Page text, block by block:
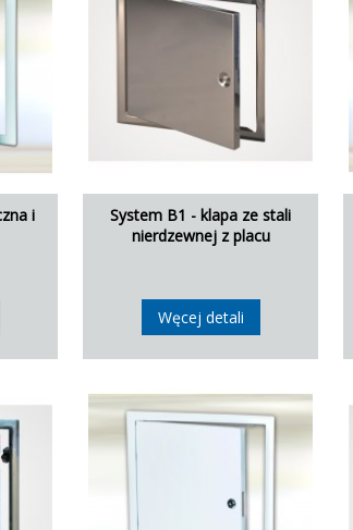
i
System B1 - klapa ze stali
nierdzewnej z placu
Węcej detali